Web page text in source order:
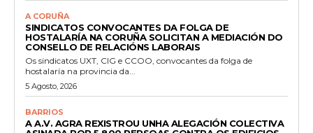
A CORUÑA
SINDICATOS CONVOCANTES DA FOLGA DE
HOSTALARÍA NA CORUÑA SOLICITAN A MEDIACIÓN DO
CONSELLO DE RELACIÓNS LABORAIS
Os sindicatos UXT, CIG e CCOO, convocantes da folga de
hostalaría na provincia da...
5 Agosto, 2026
BARRIOS
A A.V. AGRA REXISTROU UNHA ALEGACIÓN COLECTIVA